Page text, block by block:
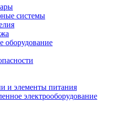
системы
оборудование
и элементы питания
электрооборудование